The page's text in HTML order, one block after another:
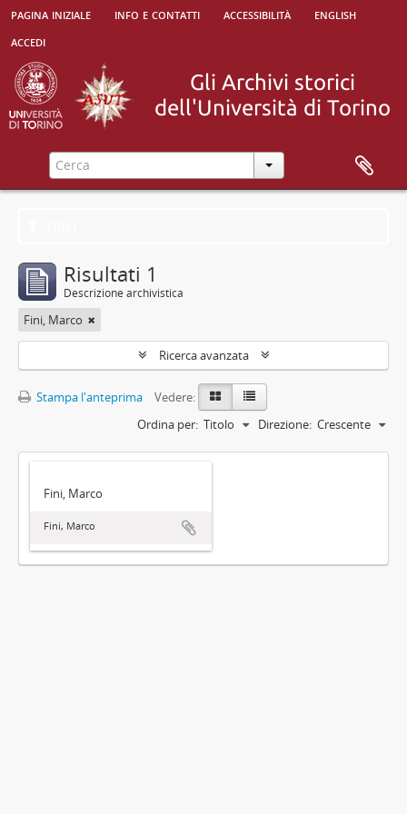
pagina iniziale info e contatti accessibilità
english
accedi
Risultati 1
Descrizione archivistica
Fini, Marco
Ricerca avanzata
Stampa l'anteprima
Vedere:
Ordina per: Titolo Direzione: Crescente
Fini, Marco
Fini, Marco